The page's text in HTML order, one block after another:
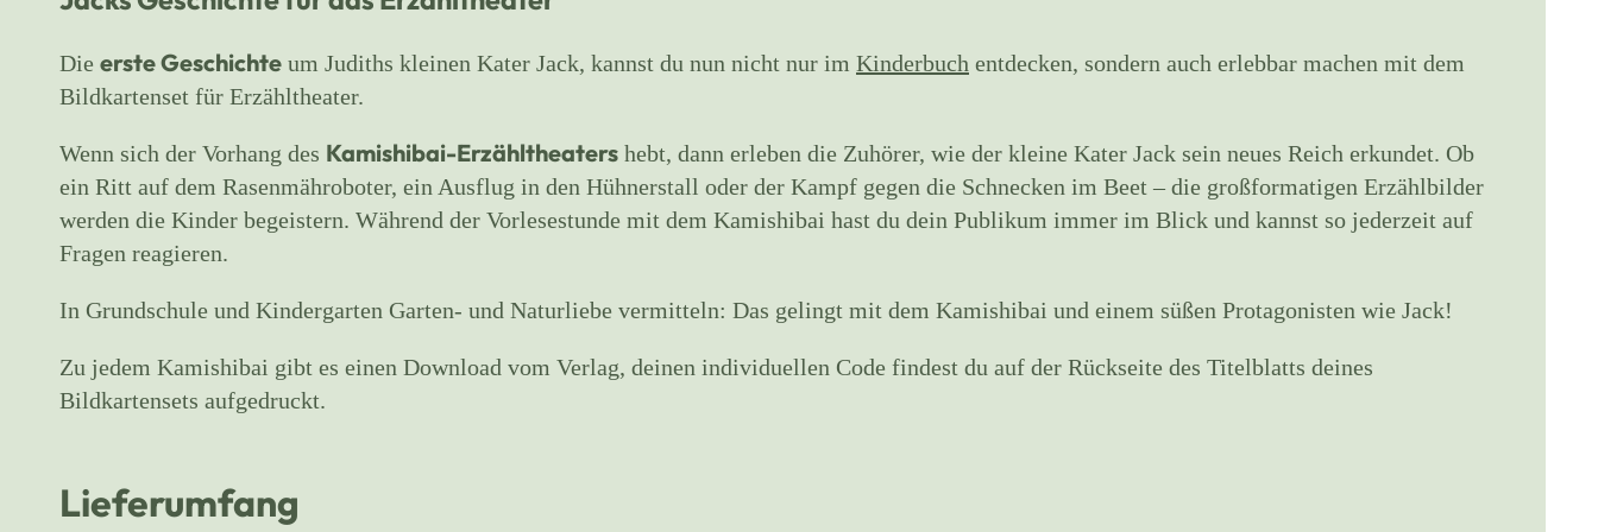
Die erste Geschichte um Judiths kleinen Kater Jack, kannst du nun nicht nur im Kinderbuch entdecken, sondern auch erlebbar machen mit dem
Bildkartenset für Erzähltheater.
Wenn sich der Vorhang des Kamishibai-Erzähltheaters hebt, dann erleben die Zuhörer, wie der kleine Kater Jack sein neues Reich erkundet. Ob
ein Ritt auf dem Rasenmähroboter, ein Ausflug in den Hühnerstall oder der Kampf gegen die Schnecken im Beet – die großformatigen Erzählbilder
werden die Kinder begeistern. Während der Vorlesestunde mit dem Kamishibai hast du dein Publikum immer im Blick und kannst so jederzeit auf
Fragen reagieren.
In Grundschule und Kindergarten Garten- und Naturliebe vermitteln: Das gelingt mit dem Kamishibai und einem süßen Protagonisten wie Jack!
Zu jedem Kamishibai gibt es einen Download vom Verlag, deinen individuellen Code findest du auf der Rückseite des Titelblatts deines
Bildkartensets aufgedruckt.
Lieferumfang